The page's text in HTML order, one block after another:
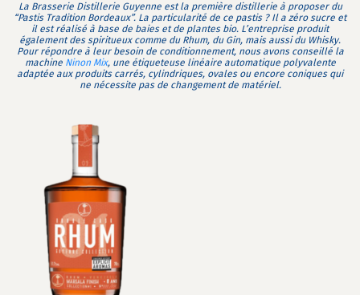
La Brasserie Distillerie Guyenne est la première distillerie à proposer du
“Pastis Tradition Bordeaux”. La particularité de ce pastis ? Il a zéro sucre et
il est réalisé à base de baies et de plantes bio. L’entreprise produit
également des spiritueux comme du Rhum, du Gin, mais aussi du Whisky.
Pour répondre à leur besoin de conditionnement, nous avons conseillé la
machine Ninon Mix, une étiqueteuse linéaire automatique polyvalente
adaptée aux produits carrés, cylindriques, ovales ou encore coniques qui
ne nécessite pas de changement de matériel.